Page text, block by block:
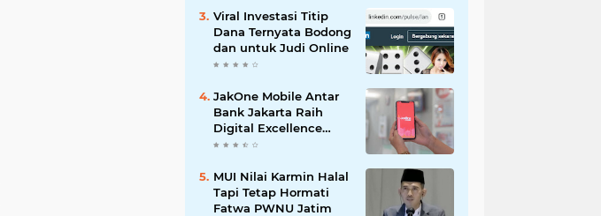
Viral Investasi Titip
Dana Ternyata Bodong
dan untuk Judi Online
JakOne Mobile Antar
Bank Jakarta Raih
Digital Excellence
Awards 2026
MUI Nilai Karmin Halal
Tapi Tetap Hormati
Fatwa PWNU Jatim